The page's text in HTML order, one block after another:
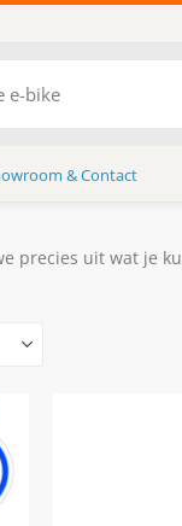
& Contact
precies uit wat je